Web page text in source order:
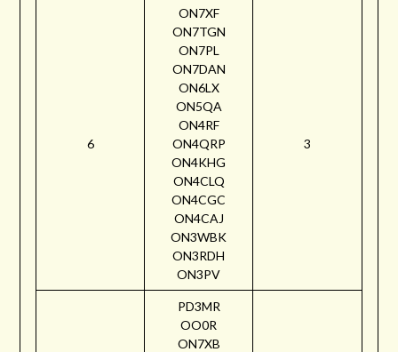
6
ON7XF
ON7TGN
ON7PL
ON7DAN
ON6LX
ON5QA
ON4RF
ON4QRP
ON4KHG
ON4CLQ
ON4CGC
ON4CAJ
ON3WBK
ON3RDH
ON3PV
3
PD3MR
OO0R
ON7XB